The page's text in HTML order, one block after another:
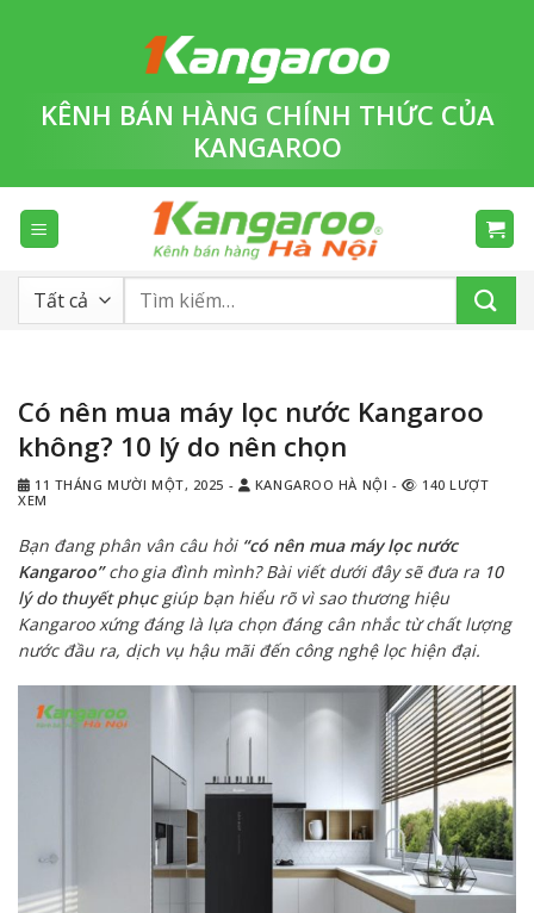
dungKÊNH BÁN HÀNG CHÍNH THỨC CỦA
KANGAROO
Tìm
Có nên mua máy lọc nước Kangaroo
không? 10 lý do nên chọn
11 THÁNG MƯỜI MỘT, 2025 - KANGAROO HÀ NỘI -
140 LƯỢT
XEM
Bạn đang phân vân câu hỏi “có nên mua máy lọc nước
Kangaroo”cho gia đình mình? Bài viết dưới đây sẽ đưa ra 10
lý do thuyết phụcgiúp bạn hiểu rõ vì sao thương hiệu
Kangaroo xứng đáng là lựa chọn đáng cân nhắc từ chất lượng
nước đầu ra, dịch vụ hậu mãi đến công nghệ lọc hiện đại.